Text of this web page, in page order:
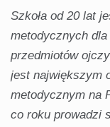
Szkoła od 20 lat
metodycznych
przedmiotów
jest największym
metodycznym na
co roku prowadzi